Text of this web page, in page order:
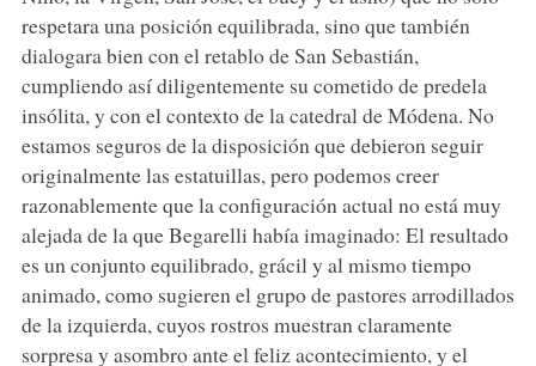
respetara una posición equilibrada, sino que también
dialogara bien con el retablo de San Sebastián,
cumpliendo así diligentemente su cometido de predela
insólita, y con el contexto de la catedral de Módena. No
estamos seguros de la disposición que debieron seguir
originalmente las estatuillas, pero podemos creer
razonablemente que la configuración actual no está muy
alejada de la que Begarelli había imaginado: El resultado
es un conjunto equilibrado, grácil y al mismo tiempo
animado, como sugieren el grupo de pastores arrodillados
de la izquierda, cuyos rostros muestran claramente
sorpresa y asombro ante el feliz acontecimiento, y el